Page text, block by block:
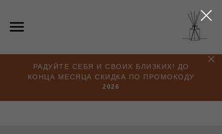
РАДУЙТЕ СЕБЯ И СВОИХ БЛИЗКИХ! ДО
КОНЦА МЕСЯЦА СКИДКА ПО ПРОМОКОДУ
2026